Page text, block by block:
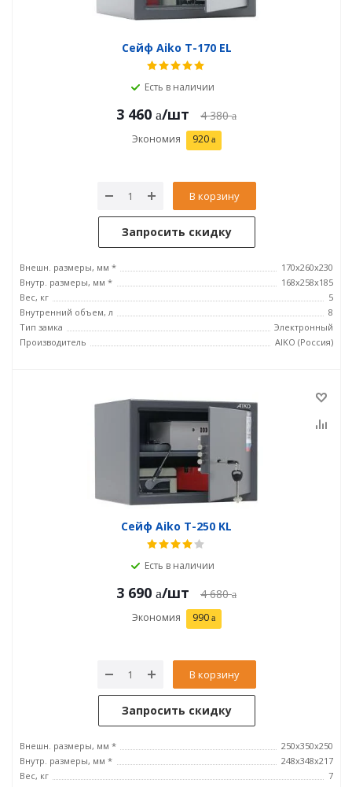
Сейф Aiko T-170 EL
Есть в наличии
3 460 /шт 4 380
Экономия 920
В корзину
Запросить скидку
Внешн. размеры, мм *
170x260x230
Внутр. размеры, мм *
168x258x185
Вес, кг
5
Внутренний объем, л
8
Тип замка
Электронный
Производитель
AIKO (Россия)
Сейф Aiko T-250 KL
Есть в наличии
3 690 /шт 4 680
Экономия 990
В корзину
Запросить скидку
Внешн. размеры, мм *
250x350x250
Внутр. размеры, мм *
248x348x217
Вес, кг
7